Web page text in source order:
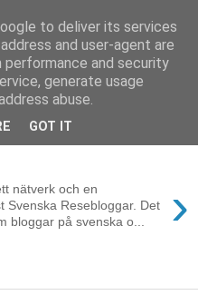
›
nätverk och en
Svenska Resebloggar. Det
bloggar på svenska o...
to deliver its services
and user-agent are
performance and security
generate usage
abuse.
GOT IT